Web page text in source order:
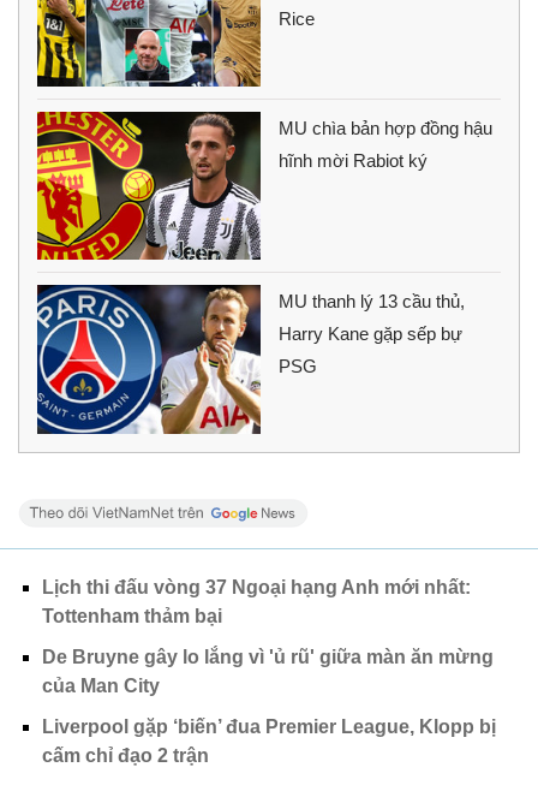
Rice
MU chìa bản hợp đồng hậu
hĩnh mời Rabiot ký
MU thanh lý 13 cầu thủ,
Harry Kane gặp sếp bự
PSG
Lịch thi đấu vòng 37 Ngoại hạng Anh mới nhất:
Tottenham thảm bại
De Bruyne gây lo lắng vì 'ủ rũ' giữa màn ăn mừng
của Man City
Liverpool gặp ‘biến’ đua Premier League, Klopp bị
cấm chỉ đạo 2 trận